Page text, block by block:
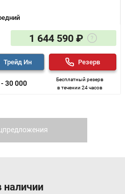
1 644 590 ₽
- 30 000
Трейд Ин
Бесплатный резерв
в течении 24 часов
Резерв